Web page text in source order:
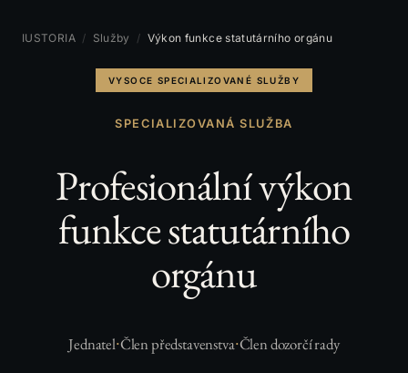
IUSTORIA / Služby / Výkon funkce statutárního orgánu
VYSOCE SPECIALIZOVANÉ SLUŽBY
SPECIALIZOVANÁ SLUŽBA
Profesionální výkon
funkce statutárního
orgánu
Jednatel·Člen představenstva·Člen dozorčí rady